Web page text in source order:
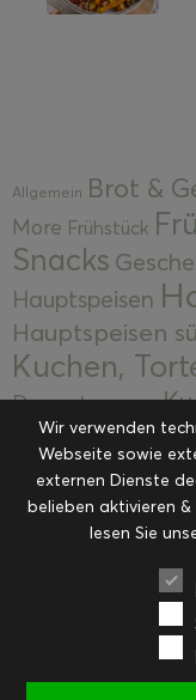
Allgemein Brot &
More Frühstück
Snacks
Hauptspeisen
Hauptspeisen
Kuchen,
Desserts
Eingemachtes
Rezepte
Suppen,
Weihnachten
Wir verwenden
Webseite sowie
externen Dienste
belieben aktivieren
lesen Sie